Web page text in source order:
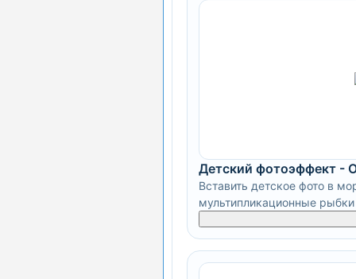
Детский фотоэффект -
Вставить детское фото в
мультипликационные рыбки